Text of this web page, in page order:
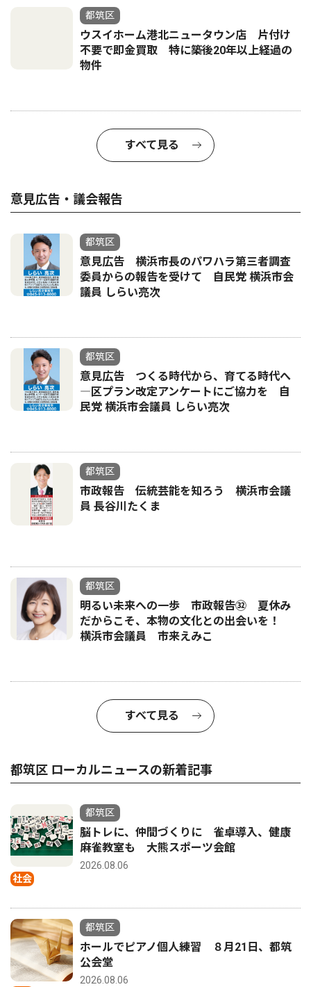
都筑区
ウスイホーム港北ニュータウン店 片付け
不要で即金買取 特に築後20年以上経過の
物件
すべて見る
意見広告・議会報告
都筑区
意見広告 横浜市長のパワハラ第三者調査
委員からの報告を受けて 自民党 横浜市会
議員 しらい亮次
都筑区
意見広告 つくる時代から、育てる時代へ
―区プラン改定アンケートにご協力を 自
民党 横浜市会議員 しらい亮次
都筑区
市政報告 伝統芸能を知ろう 横浜市会議
員 長谷川たくま
都筑区
明るい未来への一歩 市政報告㉜ 夏休み
だからこそ、本物の文化との出会いを！
横浜市会議員 市来えみこ
すべて見る
都筑区 ローカルニュースの新着記事
社会
都筑区
脳トレに、仲間づくりに 雀卓導入、健康
麻雀教室も 大熊スポーツ会館
2026.08.06
都筑区
ホールでピアノ個人練習 ８月21日、都筑
公会堂
2026.08.06